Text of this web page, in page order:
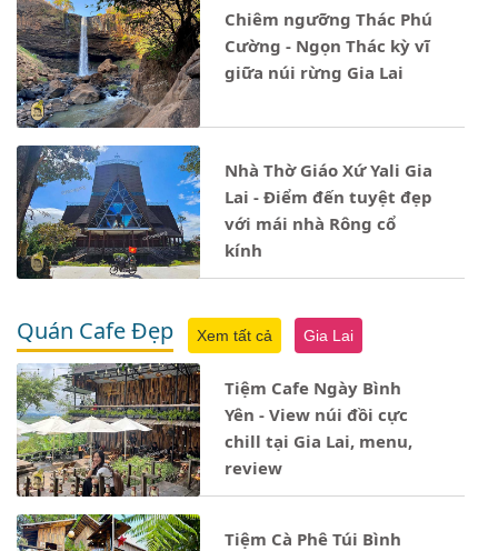
Chiêm ngưỡng Thác Phú
Cường - Ngọn Thác kỳ vĩ
giữa núi rừng Gia Lai
Nhà Thờ Giáo Xứ Yali Gia
Lai - Điểm đến tuyệt đẹp
với mái nhà Rông cổ
kính
Quán Cafe Đẹp Xem tất cả Gia Lai
Tiệm Cafe Ngày Bình
Yên - View núi đồi cực
chill tại Gia Lai, menu,
review
Tiệm Cà Phê Túi Bình